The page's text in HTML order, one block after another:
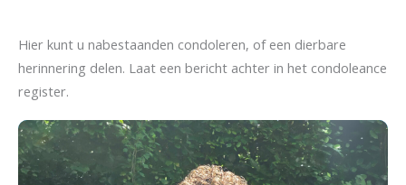
Hier kunt u nabestaanden condoleren, of een dierbare
herinnering delen. Laat een bericht achter in het condoleance
register.